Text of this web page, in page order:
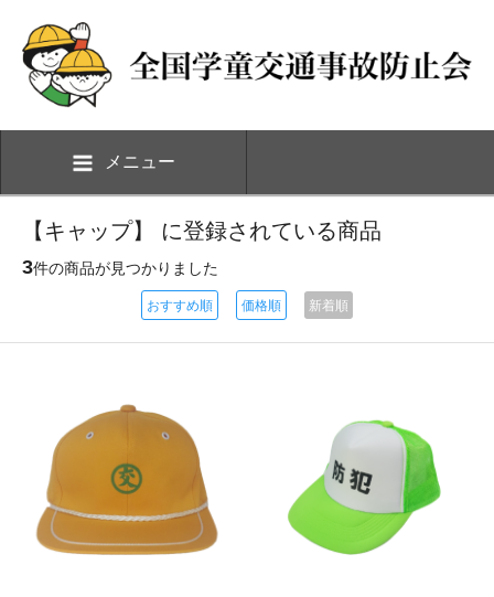
メニュー
【キャップ】 に登録されている商品
3件の商品が見つかりました
おすすめ順 価格順 新着順